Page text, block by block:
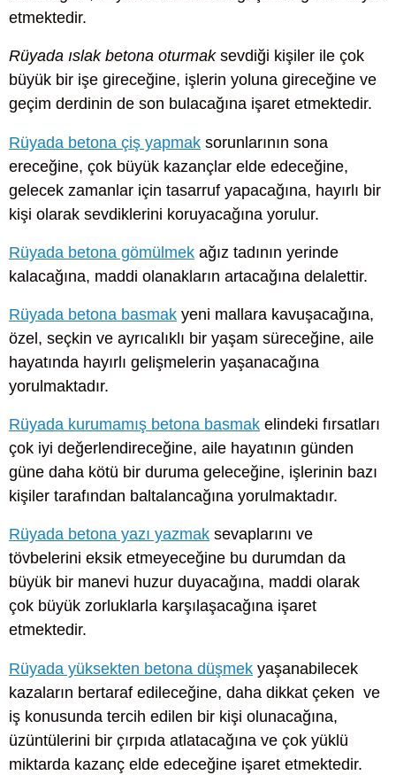
etmektedir.
Rüyada ıslak betona oturmaksevdiği kişiler ile çok
büyük bir işe gireceğine, işlerin yoluna gireceğine ve
geçim derdinin de son bulacağına işaret etmektedir.
Rüyada betona çiş yapmak sorunlarının sona
ereceğine, çok büyük kazançlar elde edeceğine,
gelecek zamanlar için tasarruf yapacağına, hayırlı bir
kişi olarak sevdiklerini koruyacağına yorulur.
Rüyada betona gömülmek ağız tadının yerinde
kalacağına, maddi olanakların artacağına delalettir.
Rüyada betona basmak yeni mallara kavuşacağına,
özel, seçkin ve ayrıcalıklı bir yaşam süreceğine, aile
hayatında hayırlı gelişmelerin yaşanacağına
yorulmaktadır.
Rüyada kurumamış betona basmak elindeki fırsatları
çok iyi değerlendireceğine, aile hayatının günden
güne daha kötü bir duruma geleceğine, işlerinin bazı
kişiler tarafından baltalancağına yorulmaktadır.
Rüyada betona yazı yazmak sevaplarını ve
tövbelerini eksik etmeyeceğine bu durumdan da
büyük bir manevi huzur duyacağına, maddi olarak
çok büyük zorluklarla karşılaşacağına işaret
etmektedir.
Rüyada yüksekten betona düşmek yaşanabilecek
kazaların bertaraf edileceğine, daha dikkat çeken ve
iş konusunda tercih edilen bir kişi olunacağına,
üzüntülerini bir çırpıda atlatacağına ve çok yüklü
miktarda kazanç elde edeceğine işaret etmektedir.